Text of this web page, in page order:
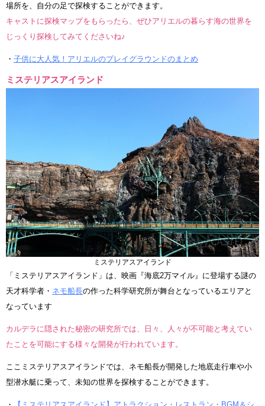
場所を、自分の足で探検することができます。
キャストに探検マップをもらったら、ぜひアリエルの暮らす海の世界を
じっくり探検してみてくださいね♪
・ 子供に大人気！アリエルのプレイグラウンドのまとめ
ミステリアスアイランド
ミステリアスアイランド
「ミステリアスアイランド」は、映画『海底2万マイル』に登場する謎の
天才科学者・ ネモ船長の作った科学研究所が舞台となっているエリアと
なっています
カルデラに隠された秘密の研究所では、日々、人々が不可能と考えてい
たことを可能にする様々な開発が行われています。
ここミステリアスアイランドでは、ネモ船長が開発した地底走行車や小
型潜水艇に乗って、未知の世界を探検することができます。